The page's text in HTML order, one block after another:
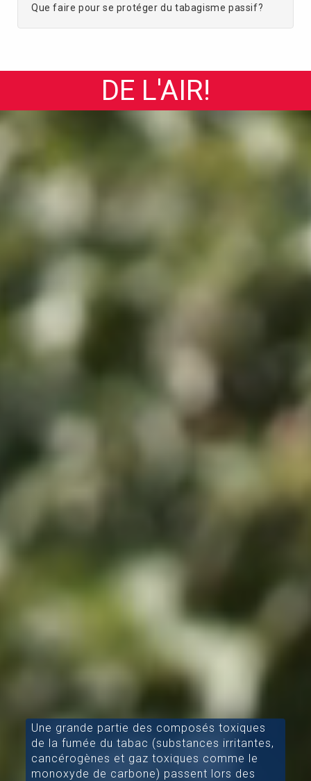
Que faire pour se protéger du tabagisme passif?
DE L'AIR!
Une grande partie des composés toxiques
de la fumée du tabac (substances irritantes,
cancérogènes et gaz toxiques comme le
monoxyde de carbone) passent lors des